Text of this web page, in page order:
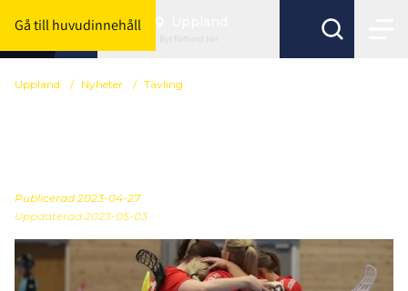
Gå till huvudinnehåll
Byt förbund här
Uppland / Nyheter / Tävling
Publicerad 2023-04-27
Uppdaterad 2023-05-03